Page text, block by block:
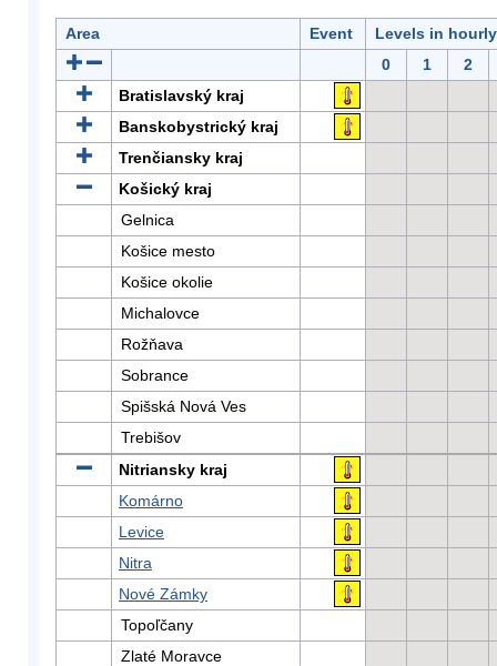
Area Event
Levels in
0
1
2
Bratislavský kraj
Banskobystrický kraj
Trenčiansky kraj
Košický kraj
Gelnica
Košice mesto
Košice okolie
Michalovce
Rožňava
Sobrance
Spišská Nová Ves
Trebišov
Nitriansky kraj
Komárno
Levice
Nitra
Nové Zámky
Topoľčany
Zlaté Moravce